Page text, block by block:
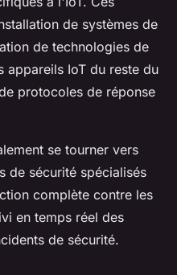
de systèmes de
de technologies de
appareils IoT du reste du
protocoles de réponse
se tourner vers
de sécurité spécialisés
complète contre les
en temps réel des
de sécurité.